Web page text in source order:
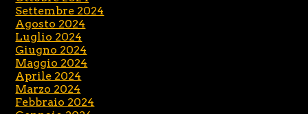
Settembre 2024
Agosto 2024
Luglio 2024
Giugno 2024
Maggio 2024
Aprile 2024
Marzo 2024
Febbraio 2024